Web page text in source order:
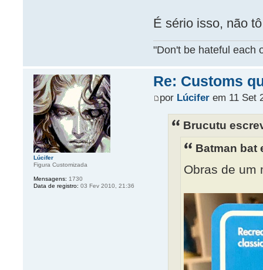
É sério isso, não
"Don't be hateful each
Re: Customs
por Lúciferem 11 Set
Brucutu
Batman bat
Obras de
Lúcifer
Figura Customizada
Mensagens: 1730
Data de registro: 03 Fev 2010, 21:36